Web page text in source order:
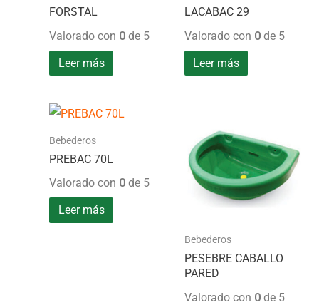
FORSTAL
Valorado con 0 de 5
Leer más
LACABAC 29
Valorado con 0de 5
Leer más
Bebederos
PREBAC 70L
Valorado con 0 de 5
Leer más
Bebederos
PESEBRE CABALLO
PARED
Valorado con 0de 5